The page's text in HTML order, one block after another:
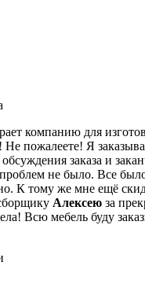
компанию для
пожалеете! Я
заказа и
не было. Все
К тому же мне ещё
Алексею за
Всю мебель буду